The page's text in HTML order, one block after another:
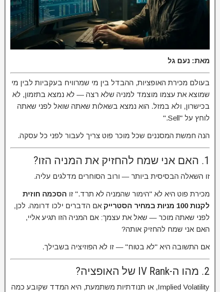
מאת: נעם גל
בעולם מכירת האופציות, ההבדל בין מי שמרוויח בעקביות לבין מי
שמוצא את עצמו מוצמד למניה שלא רצה — לא נמצא בתזמון, לא
בכישרון, ולא במזל. הוא נמצא בשאלות שאתה שואל לפני שאתה
לוחץ על "Sell."
הנה חמשת המסננים שכל מוכר פוט צריך לעבור לפני כל עסקה.
1. האם אני שמח להחזיק את המניה הזו?
זו השאלה הבסיסית ביותר — ורוב הסוחרים מדלגים עליה.
מכירת פוט היא לא "הימור שהמניה לא תרד." זו הסכמה חוזית
לקנות 100 מניות במחיר הסטרייק
אם הדברים ילכו דרומה. לכן,
לפני שאתה מוכר — שאל את עצמך: אם המניה הזו תגיע אליי,
האם אני שמח להחזיק אותה?
אם התשובה היא "לא בטוח" — זו לא הפוזיציה בשבילך.
2. מהו ה-IV Rank של האופציה?
Implied Volatility, או תנודתיות משתמעת, היא המדד שקובע כמה